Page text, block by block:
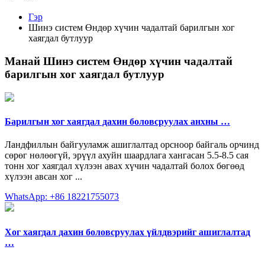
Гэр
Шинэ систем Өндөр хүчин чадалтай барилгын хог
хаягдал бутлуур
Манай Шинэ систем Өндөр хүчин чадалтай
барилгын хог хаягдал бутлуур
Барилгын хог хаягдал дахин боловсруулах анхны …
Ландфиллын байгууламж ашиглалтад орсноор байгаль орчинд
сөрөг нөлөөгүй, эрүүл ахуйн шаардлага хангасан 5.5-8.5 сая
тонн хог хаягдал хүлээн авах хүчин чадалтай болох бөгөөд
хүлээн авсан хог ...
WhatsApp: +86 18221755073
Хог хаягдал дахин боловсруулах үйлдвэрийг ашиглалтад
…